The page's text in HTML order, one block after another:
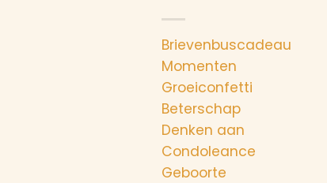
Brievenbuscadeau
Momenten
Groeiconfetti
Beterschap
Denken aan
Condoleance
Geboorte